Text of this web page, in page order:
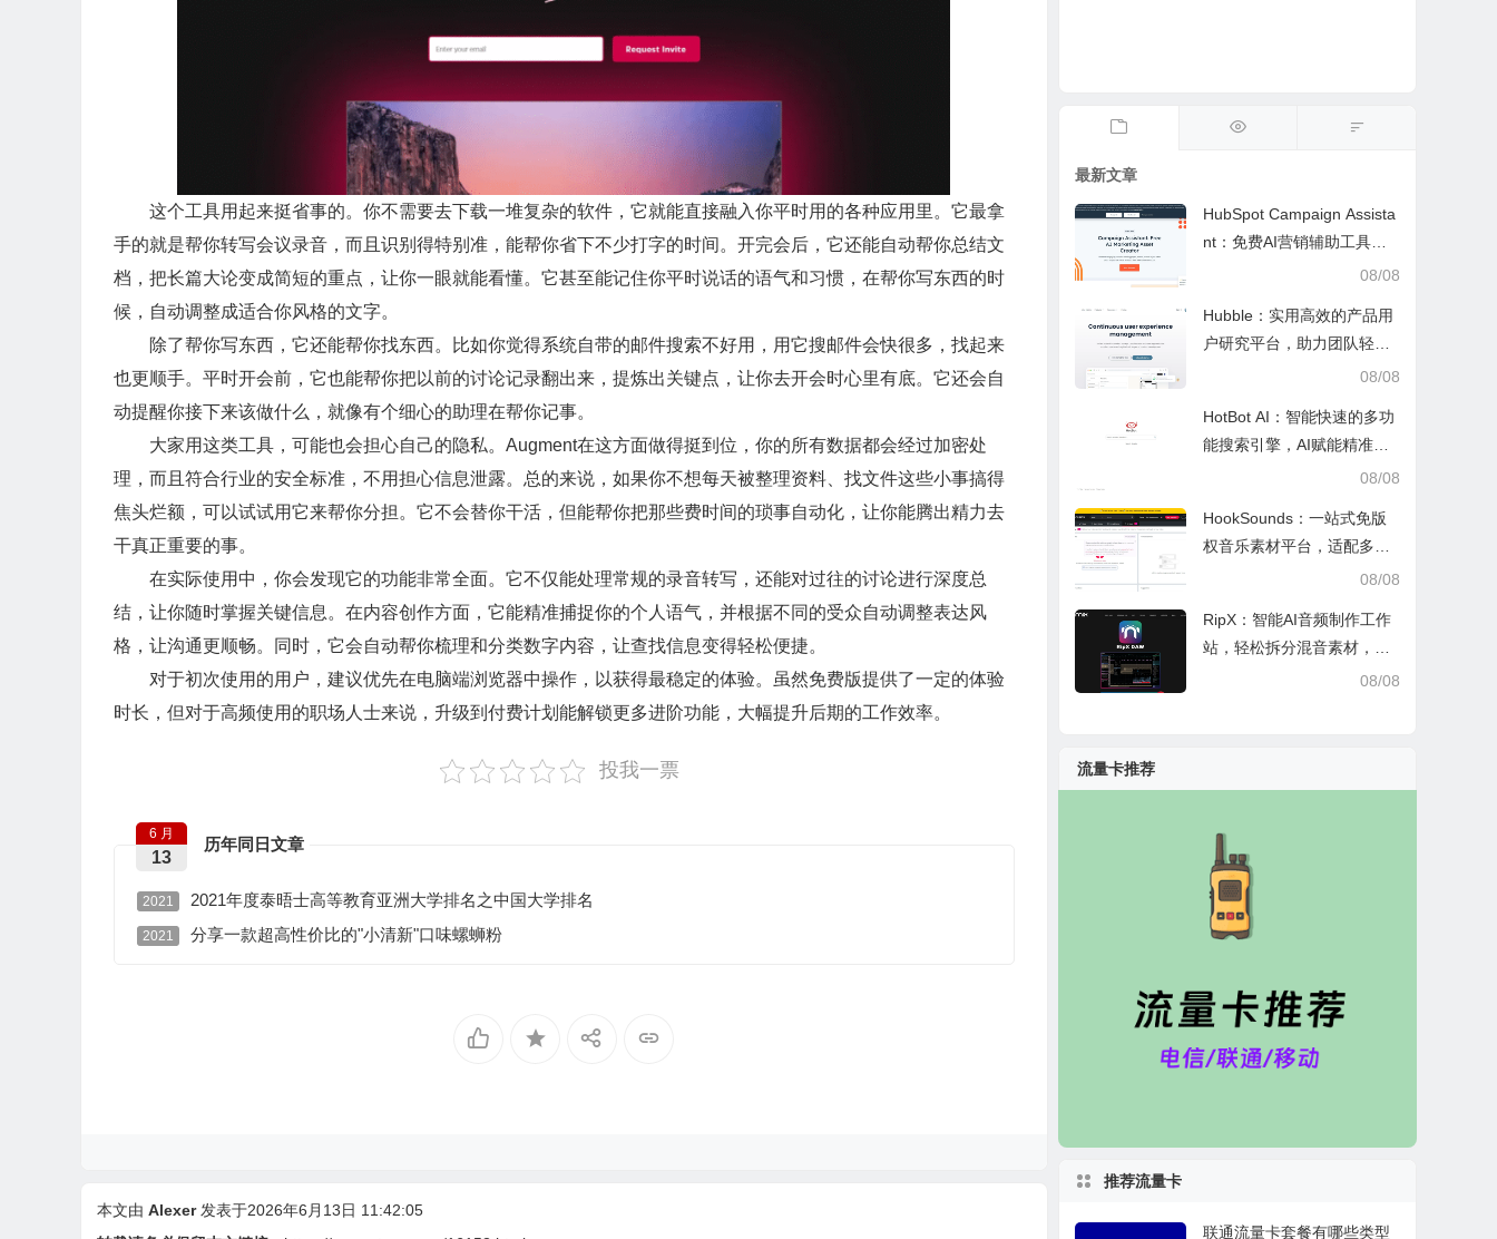
这个工具用起来挺省事的。你不需要去下载一堆复杂的软件，它就能直接融入你平时用的各种应用里。它最拿
手的就是帮你转写会议录音，而且识别得特别准，能帮你省下不少打字的时间。开完会后，它还能自动帮你总结文
档，把长篇大论变成简短的重点，让你一眼就能看懂。它甚至能记住你平时说话的语气和习惯，在帮你写东西的时
候，自动调整成适合你风格的文字。
除了帮你写东西，它还能帮你找东西。比如你觉得系统自带的邮件搜索不好用，用它搜邮件会快很多，找起来
也更顺手。平时开会前，它也能帮你把以前的讨论记录翻出来，提炼出关键点，让你去开会时心里有底。它还会自
动提醒你接下来该做什么，就像有个细心的助理在帮你记事。
大家用这类工具，可能也会担心自己的隐私。Augment在这方面做得挺到位，你的所有数据都会经过加密处
理，而且符合行业的安全标准，不用担心信息泄露。总的来说，如果你不想每天被整理资料、找文件这些小事搞得
焦头烂额，可以试试用它来帮你分担。它不会替你干活，但能帮你把那些费时间的琐事自动化，让你能腾出精力去
干真正重要的事。
在实际使用中，你会发现它的功能非常全面。它不仅能处理常规的录音转写，还能对过往的讨论进行深度总
结，让你随时掌握关键信息。在内容创作方面，它能精准捕捉你的个人语气，并根据不同的受众自动调整表达风
格，让沟通更顺畅。同时，它会自动帮你梳理和分类数字内容，让查找信息变得轻松便捷。
对于初次使用的用户，建议优先在电脑端浏览器中操作，以获得最稳定的体验。虽然免费版提供了一定的体验
时长，但对于高频使用的职场人士来说，升级到付费计划能解锁更多进阶功能，大幅提升后期的工作效率。
投我一票
历年同日文章
6 月
13
2021 2021年度泰晤士高等教育亚洲大学排名之中国大学排名
2021 分享一款超高性价比的"小清新"口味螺蛳粉
本文由 Alexer 发表于2026年6月13日 11:42:05
最新文章
HubSpot Campaign Assista
nt：免费AI营销辅助工具，
快速写文案提效优化营销工
08/08
Hubble：实用高效的产品用
户研究平台，助力团队轻松
08/08
HotBot AI：智能快速的多功
能搜索引擎，AI赋能精准检
08/08
HookSounds：一站式免版
权音乐素材平台，适配多场
08/08
RipX：智能AI音频制作工作
站，轻松拆分混音素材，助
08/08
流量卡推荐
推荐流量卡
联通流量卡套餐有哪些类型